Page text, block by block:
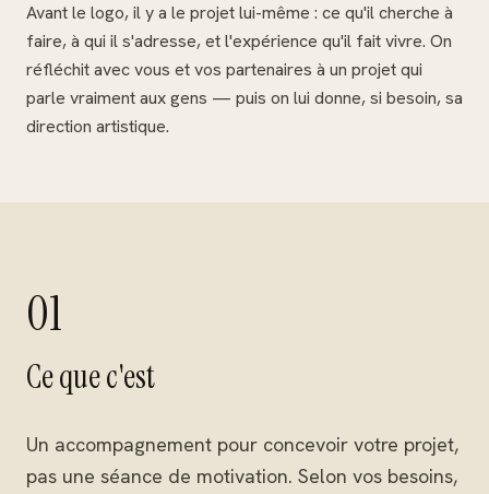
Outils & automatisation
Faire vivre le projet dans le temps
Avant le logo, il y a le projet lui-même : ce qu'il cherche à
faire, à qui il s'adresse, et l'expérience qu'il fait vivre. On
réfléchit avec vous et vos partenaires à un projet qui
parle vraiment aux gens — puis on lui donne, si besoin, sa
direction artistique.
01
Ce que c'est
Un accompagnement pour concevoir votre projet,
pas une séance de motivation. Selon vos besoins,